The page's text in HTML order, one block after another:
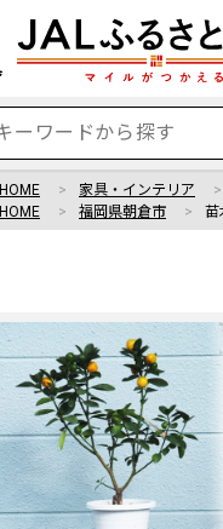
HOME 家具・インテリア
HOME
福岡県朝倉市 苗